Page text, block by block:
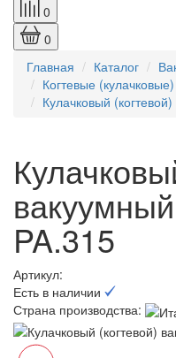
0
0
Главная
Каталог
Когтевые
Кулачковый
PA.315
Артикул:
Есть в наличии
Страна производства: